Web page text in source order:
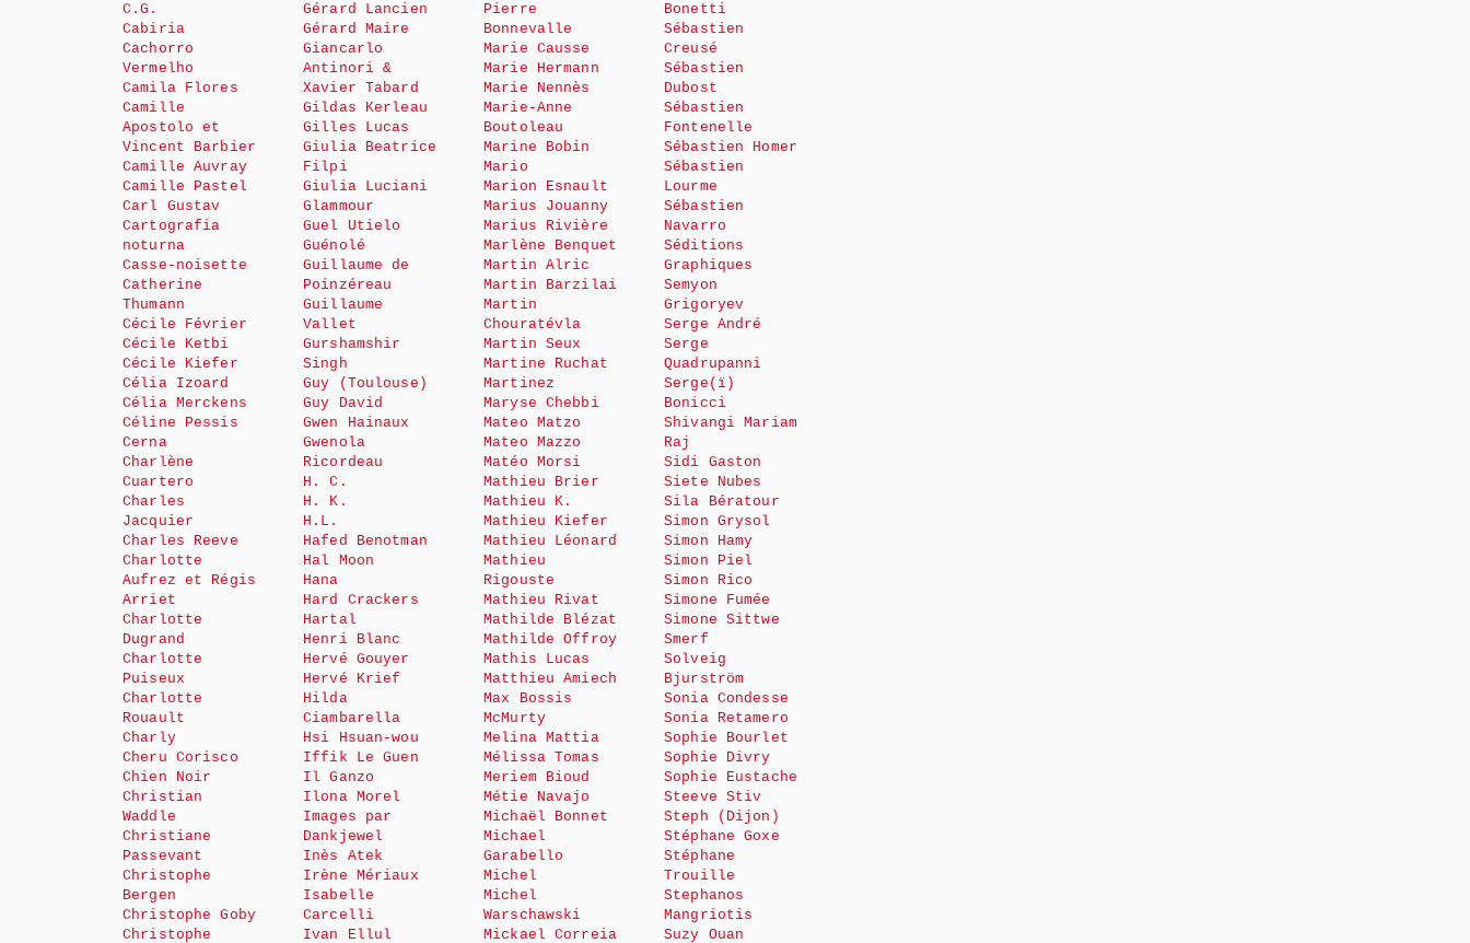
C.G.
Cabiria
Cachorro
Vermelho
Camila Flores
Camille
Apostolo et
Vincent Barbier
Camille Auvray
Camille Pastel
Carl Gustav
Cartografia
noturna
Casse-noisette
Catherine
Thumann
Cécile Février
Cécile Ketbi
Cécile Kiefer
Célia Izoard
Célia Merckens
Céline Pessis
Cerna
Charlène
Cuartero
Charles
Jacquier
Charles Reeve
Charlotte
Aufrez et Régis
Arriet
Charlotte
Dugrand
Charlotte
Puiseux
Charlotte
Rouault
Charly
Cheru Corisco
Chien Noir
Christian
Waddle
Christiane
Passevant
Christophe
Bergen
Christophe Goby
Christophe
Gérard Lancien
Gérard Maire
Giancarlo
Antinori &
Xavier Tabard
Gildas Kerleau
Gilles Lucas
Giulia Beatrice
Filpi
Giulia Luciani
Glammour
Guel Utielo
Guénolé
Guillaume de
Poinzéreau
Guillaume
Vallet
Gurshamshir
Singh
Guy (Toulouse)
Guy David
Gwen Hainaux
Gwenola
Ricordeau
H. C.
H. K.
H.L.
Hafed Benotman
Hal Moon
Hana
Hard Crackers
Hartal
Henri Blanc
Hervé Gouyer
Hervé Krief
Hilda
Ciambarella
Hsi Hsuan-wou
Iffik Le Guen
Il Ganzo
Ilona Morel
Images par
Dankjewel
Inès Atek
Irène Mériaux
Isabelle
Carcelli
Ivan Ellul
Pierre
Bonnevalle
Marie Causse
Marie Hermann
Marie Nennès
Marie-Anne
Boutoleau
Marine Bobin
Mario
Marion Esnault
Marius Jouanny
Marius Rivière
Marlène Benquet
Martin Alric
Martin Barzilai
Martin
Chouratévla
Martin Seux
Martine Ruchat
Martinez
Maryse Chebbi
Mateo Matzo
Mateo Mazzo
Matéo Morsi
Mathieu Brier
Mathieu K.
Mathieu Kiefer
Mathieu Léonard
Mathieu
Rigouste
Mathieu Rivat
Mathilde Blézat
Mathilde Offroy
Mathis Lucas
Matthieu Amiech
Max Bossis
McMurty
Melina Mattia
Mélissa Tomas
Meriem Bioud
Métie Navajo
Michaël Bonnet
Michael
Garabello
Michel
Michel
Warschawski
Mickael Correia
Bonetti
Sébastien
Creusé
Sébastien
Dubost
Sébastien
Fontenelle
Sébastien Homer
Sébastien
Lourme
Sébastien
Navarro
Séditions
Graphiques
Semyon
Grigoryev
Serge André
Serge
Quadrupanni
Serge(ï)
Bonicci
Shivangi Mariam
Raj
Sidi Gaston
Siete Nubes
Sila Bératour
Simon Grysol
Simon Hamy
Simon Piel
Simon Rico
Simone Fumée
Simone Sittwe
Smerf
Solveig
Bjurström
Sonia Condesse
Sonia Retamero
Sophie Bourlet
Sophie Divry
Sophie Eustache
Steeve Stiv
Steph (Dijon)
Stéphane Goxe
Stéphane
Trouille
Stephanos
Mangriotis
Suzy Ouan